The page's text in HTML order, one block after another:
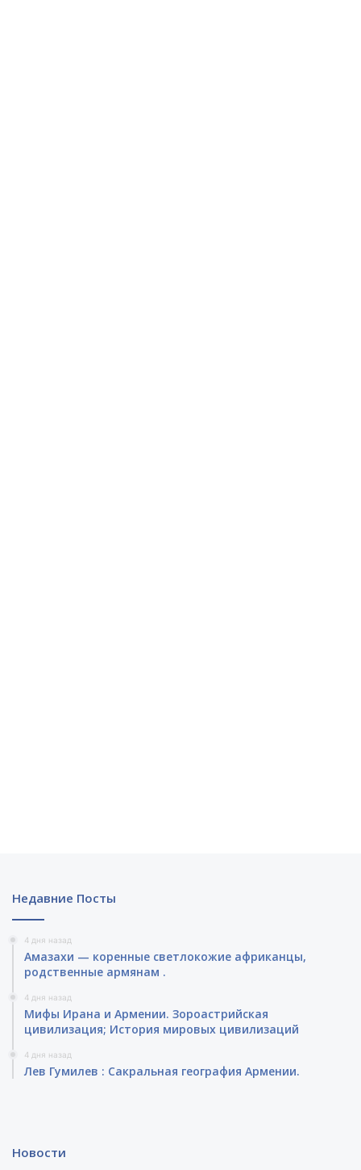
Недавние Посты
4 дня назад
Амазахи — коренные светлокожие африканцы,
родственные армянам .
4 дня назад
Мифы Ирана и Армении. Зороастрийская
цивилизация; История мировых цивилизаций
4 дня назад
Лев Гумилев : Сакральная география Армении.
Новости